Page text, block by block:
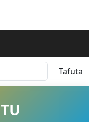
Tafuta